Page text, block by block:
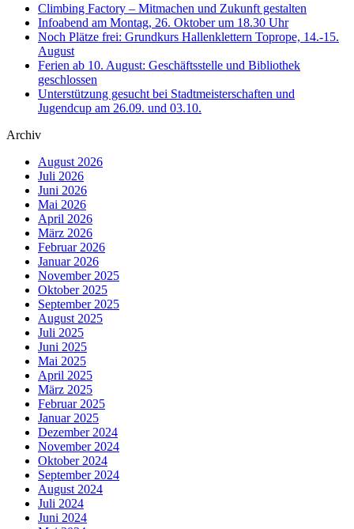
Climbing Factory – Mitmachen und Zukunft gestalten
Infoabend am Montag, 26. Oktober um 18.30 Uhr
Noch Plätze frei: Grundkurs Hallenklettern Toprope, 14.-15.
August
Ferien ab 10. August: Geschäftsstelle und Bibliothek
geschlossen
Unterstützung gesucht bei Stadtmeisterschaften und
Jugendcup am 26.09. und 03.10.
Archiv
August 2026
Juli 2026
Juni 2026
Mai 2026
April 2026
März 2026
Februar 2026
Januar 2026
November 2025
Oktober 2025
September 2025
August 2025
Juli 2025
Juni 2025
Mai 2025
April 2025
März 2025
Februar 2025
Januar 2025
Dezember 2024
November 2024
Oktober 2024
September 2024
August 2024
Juli 2024
Juni 2024